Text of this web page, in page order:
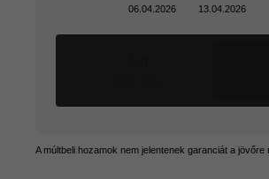
06.04.2026 13.04.2026
A múltbeli hozamok nem jelentenek garanciát a jövőre